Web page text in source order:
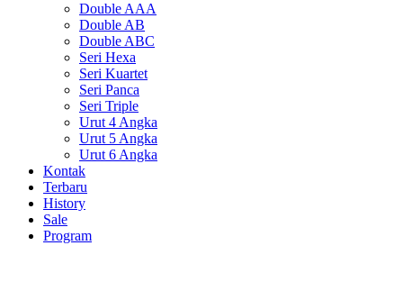
Double AAA
Double AB
Double ABC
Seri Hexa
Seri Kuartet
Seri Panca
Seri Triple
Urut 4 Angka
Urut 5 Angka
Urut 6 Angka
Kontak
Terbaru
History
Sale
Program